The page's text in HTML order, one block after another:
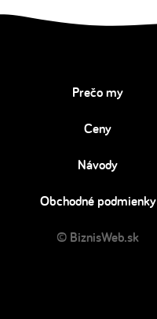
Prečo my
Ceny
Návody
Obchodné podmienky
© BiznisWeb.sk